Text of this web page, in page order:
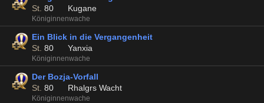
St. 80 Kugane
Königinnenwache
Ein Blick in die Vergangenheit
St. 80 Yanxia
Königinnenwache
Der Bozja-Vorfall
St. 80 Rhalgrs Wacht
Königinnenwache